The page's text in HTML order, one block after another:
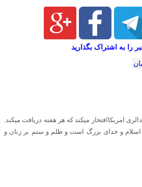
را به اشتراک بگذارید
امریکاافتخار میکند که هر هفته دریافت میکند.
و خدای بزرگ است و ظلم و ستم بر زنان و